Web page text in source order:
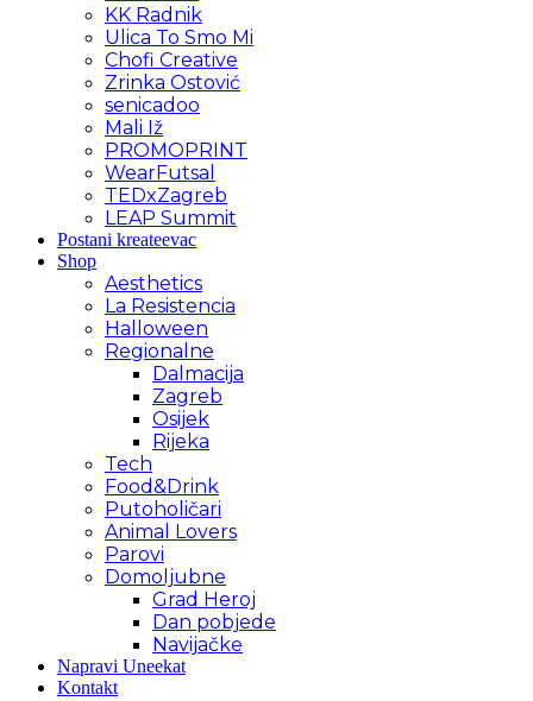
KK Radnik
Ulica To Smo Mi
Chofi Creative
Zrinka Ostović
senicadoo
Mali Iž
PROMOPRINT
WearFutsal
TEDxZagreb
LEAP Summit
Postani kreateevac
Shop
Aesthetics
La Resistencia
Halloween
Regionalne
Dalmacija
Zagreb
Osijek
Rijeka
Tech
Food&Drink
Putoholičari
Animal Lovers
Parovi
Domoljubne
Grad Heroj
Dan pobjede
Navijačke
Napravi Uneekat
Kontakt